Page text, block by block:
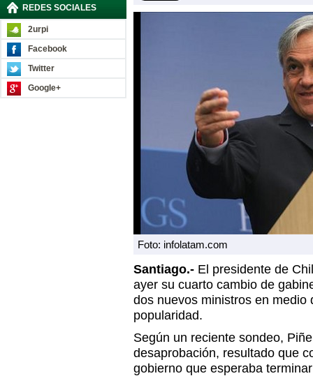
REDES SOCIALES
2urpi
Facebook
Twitter
Google+
Foto: infolatam.com
Santiago.- El presidente de
ayer su cuarto cambio de
dos nuevos ministros en medio
popularidad.
Según un reciente sondeo,
desaprobación, resultado que
gobierno que esperaba